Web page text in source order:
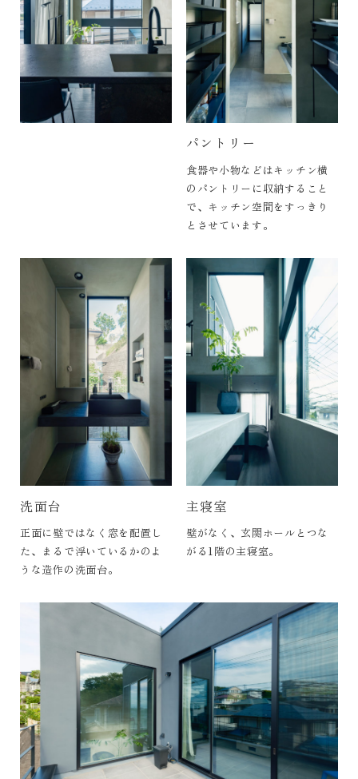
パントリー
食器や小物などはキッチン横
のパントリーに収納すること
で、キッチン空間をすっきり
とさせています。
洗面台
正面に壁ではなく窓を配置し
た、まるで浮いているかのよ
うな造作の洗面台。
主寝室
壁がなく、玄関ホールとつな
がる1階の主寝室。